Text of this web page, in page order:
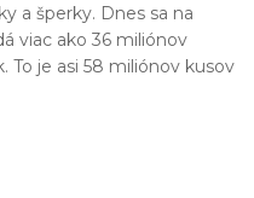
a šperky. Dnes sa na
viac ako 36 miliónov
To je asi 58 miliónov kusov